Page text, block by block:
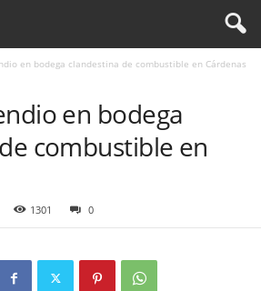
en bodega clandestina de combustible en Cárdenas
en bodega
combustible en
1301 0